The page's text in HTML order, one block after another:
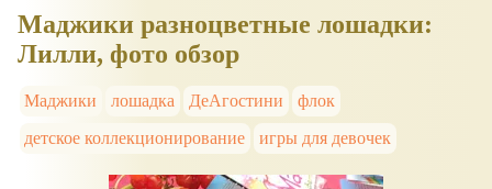
Маджики разноцветные лошадки:
Лилли, фото обзор
Маджики лошадка ДеАгостини
флок
детское коллекционирование
игры для девочек